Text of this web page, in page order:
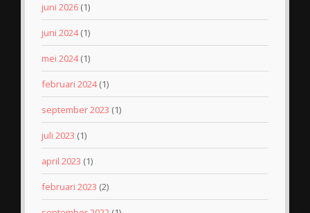
juni 2026 (1)
juni 2024(1)
mei 2024(1)
februari 2024(1)
september 2023 (1)
juli 2023 (1)
april 2023 (1)
februari 2023 (2)